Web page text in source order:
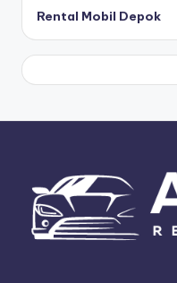
Rental Mobil Depok